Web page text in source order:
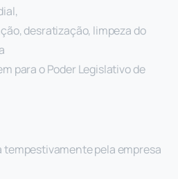
desratização, limpeza do
para o Poder Legislativo de
tempestivamente pela empresa